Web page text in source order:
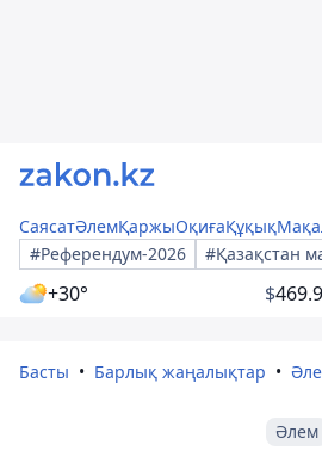
СаясатӘлемҚаржыОқиғаҚұқық
#Референдум-2026
#Қазақстан
+30° $
Басты Барлық жаңалықтар
Әлем